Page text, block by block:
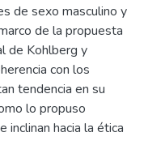
de sexo masculino y
de la propuesta
de Kohlberg y
con los
tendencia en su
lo propuso
inclinan hacia la ética